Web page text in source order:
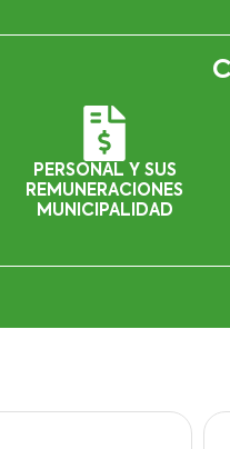
PERSONAL Y SUS
REMUNERACIONES
MUNICIPALIDAD